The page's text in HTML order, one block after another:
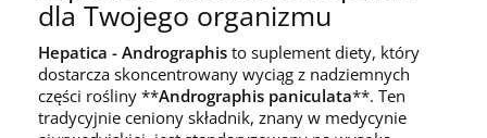
dla Twojego organizmu
Hepatica - Andrographis to suplement diety, który
dostarcza skoncentrowany wyciąg z nadziemnych
części rośliny **Andrographis paniculata**. Ten
tradycyjnie ceniony składnik, znany w medycynie